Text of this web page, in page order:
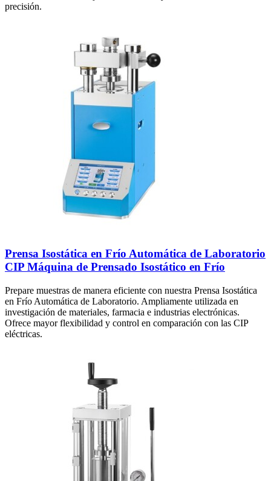
precisión.
Prensa Isostática en Frío Automática de Laboratorio
CIP Máquina de Prensado Isostático en Frío
Prepare muestras de manera eficiente con nuestra Prensa Isostática
en Frío Automática de Laboratorio. Ampliamente utilizada en
investigación de materiales, farmacia e industrias electrónicas.
Ofrece mayor flexibilidad y control en comparación con las CIP
eléctricas.